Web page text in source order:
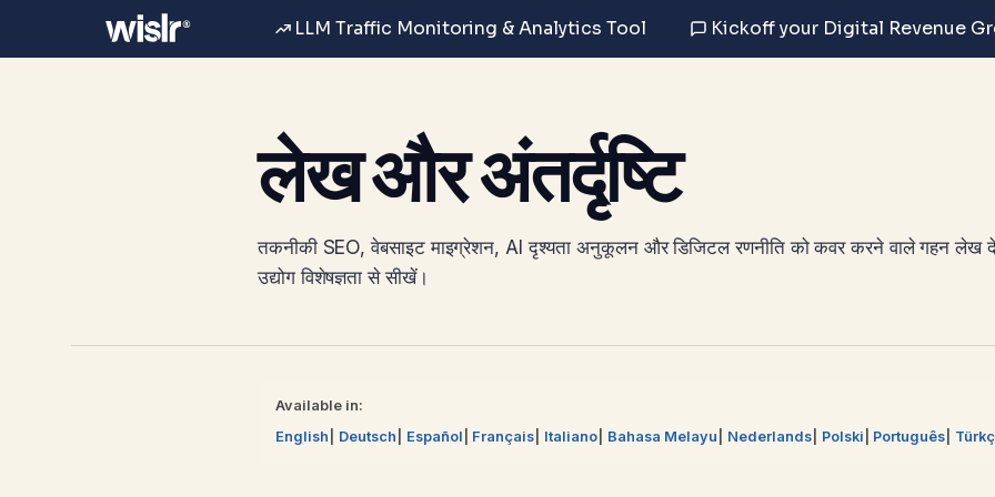
LLM Traffic Monitoring & Analytics Tool Kickoff your Digital Revenue
लेख और अंतर्दृष्टि
तकनीकी SEO, वेबसाइट माइग्रेशन, AI दृश्यता अनुकूलन और डिजिटल रणनीति को कवर करने वाले गहन लेख
उद्योग विशेषज्ञता से सीखें।
Available in:
English
Deutsch Español Français Italiano Bahasa Melayu Nederlands Polski Português